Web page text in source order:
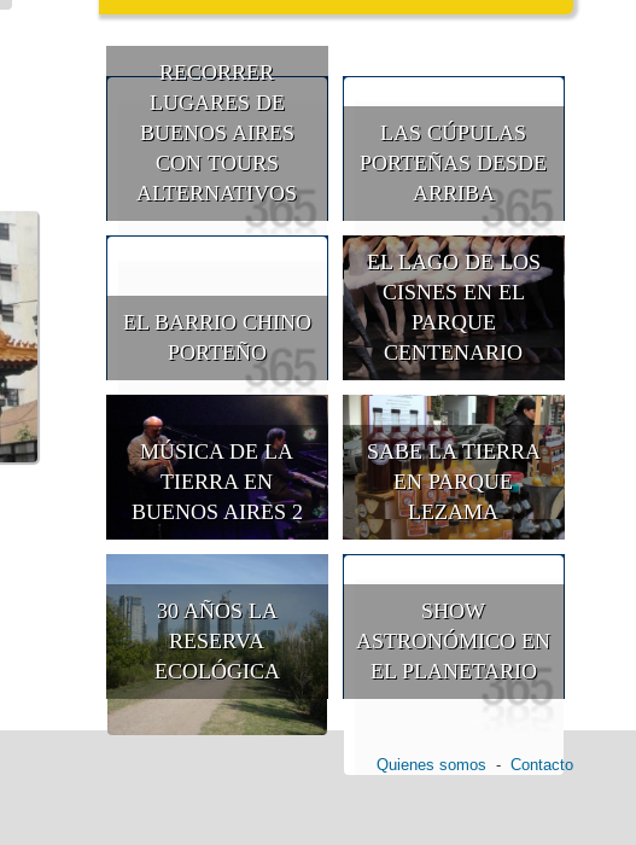
RECORRER
LUGARES DE
BUENOS AIRES
CON TOURS
ALTERNATIVOS
LAS CÚPULAS
PORTEÑAS DESDE
ARRIBA
EL BARRIO CHINO
PORTEÑO
EL LAGO DE LOS
CISNES EN EL
PARQUE
CENTENARIO
MÚSICA DE LA
TIERRA EN
BUENOS AIRES 2
SABE LA TIERRA
EN PARQUE
LEZAMA
30 AÑOS LA
RESERVA
ECOLÓGICA
SHOW
ASTRONÓMICO EN
EL PLANETARIO
Quienes somos - Contacto